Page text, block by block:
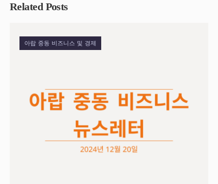
Related Posts
아랍 중동 비즈니스 및 경제